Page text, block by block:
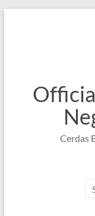
Cerdas